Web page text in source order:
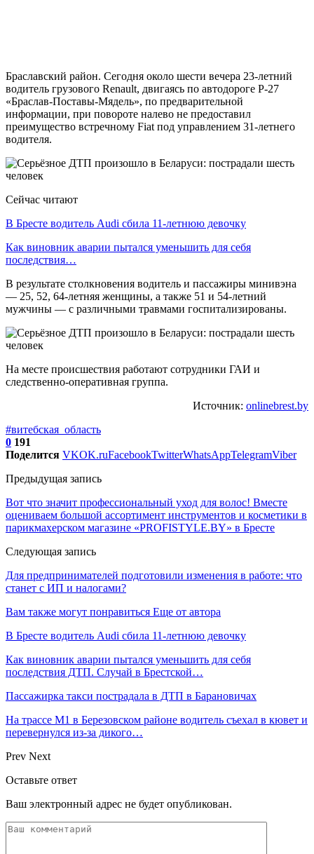
Браславский район. Сегодня около шести вечера 23-летний
водитель грузового Renault, двигаясь по автодороге Р-27
«Браслав-Поставы-Мядель», по предварительной
информации, при повороте налево не предоставил
преимущество встречному Fiat под управлением 31-летнего
водителя.
Сейчас читают
В Бресте водитель Audi сбила 11-летнюю девочку
Как виновник аварии пытался уменьшить для себя
последствия…
В результате столкновения водитель и пассажиры минивэна
— 25, 52, 64-летняя женщины, а также 51 и 54-летний
мужчины — с различными травмами госпитализированы.
На месте происшествия работают сотрудники ГАИ и
следственно-оперативная группа.
Источник: onlinebrest.by
#витебская_область
0 191
Поделится VKOK.ruFacebookTwitterWhatsAppTelegramViber
Предыдущая запись
Вот что значит профессиональный уход для волос! Вместе
оцениваем большой ассортимент инструментов и косметики в
парикмахерском магазине «PROFISTYLE.BY» в Бресте
Следующая запись
Для предпринимателей подготовили изменения в работе: что
станет с ИП и налогами?
Вам также могут понравиться Еще от автора
В Бресте водитель Audi сбила 11-летнюю девочку
Как виновник аварии пытался уменьшить для себя
последствия ДТП. Случай в Брестской…
Пассажирка такси пострадала в ДТП в Барановичах
На трассе М1 в Березовском районе водитель съехал в кювет и
перевернулся из-за дикого…
Prev Next
Оставьте ответ
Ваш электронный адрес не будет опубликован.